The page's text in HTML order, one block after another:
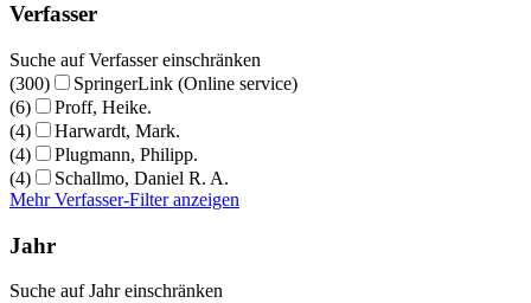
Verfasser
Suche auf Verfasser einschränken
(300)
SpringerLink (Online service)
(6)
Proff, Heike.
(4)
Harwardt, Mark.
(4)
Plugmann, Philipp.
(4)
Schallmo, Daniel R. A.
Mehr Verfasser-Filter anzeigen
Jahr
Suche auf Jahr einschränken